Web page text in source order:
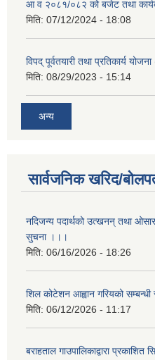
आ व २०८१/०८२ को बजेट तथा
मिति: 07/12/2024 - 18:08
विपद् पूर्वतयारी तथा प्रतिकार्य
मिति: 08/29/2023 - 15:14
अन्य
सार्वजनिक खरिद/
नदिजन्य पदार्थको उत्खनन् तथा
सुचना ।।।
मिति: 06/16/2026 - 18:26
शिल कोटेशन आह्वान गरियको
मिति: 06/12/2026 - 11:17
बराहताल गाउपालिकाद्वारा प्रकाशित